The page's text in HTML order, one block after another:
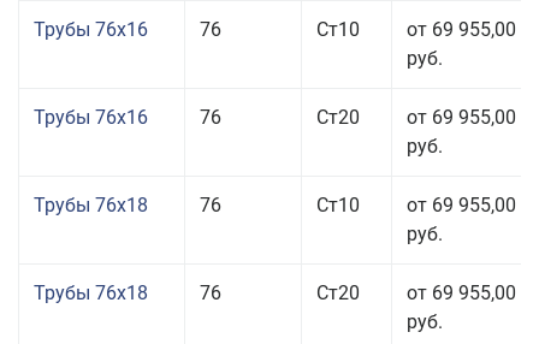
Трубы 76x16 76 Ст10
от 69 955,00
руб.
Трубы 76x16 76 Ст20
от 69 955,00
руб.
Трубы 76x18 76 Ст10
от 69 955,00
руб.
Трубы 76x18 76 Ст20
от 69 955,00
руб.